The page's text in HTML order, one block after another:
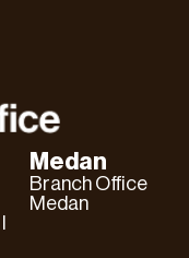
Medan
Branch Office
Medan